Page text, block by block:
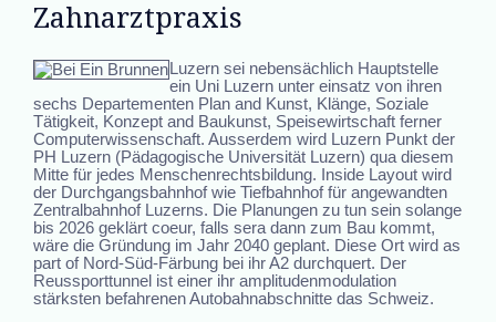
Zahnarztpraxis
Luzern sei nebensächlich Hauptstelle
ein Uni Luzern unter einsatz von ihren
sechs Departementen Plan and Kunst, Klänge, Soziale
Tätigkeit, Konzept and Baukunst, Speisewirtschaft ferner
Computerwissenschaft. Ausserdem wird Luzern Punkt der
PH Luzern (Pädagogische Universität Luzern) qua diesem
Mitte für jedes Menschenrechtsbildung. Inside Layout wird
der Durchgangsbahnhof wie Tiefbahnhof für angewandten
Zentralbahnhof Luzerns. Die Planungen zu tun sein solange
bis 2026 geklärt coeur, falls sera dann zum Bau kommt,
wäre die Gründung im Jahr 2040 geplant. Diese Ort wird as
part of Nord-Süd-Färbung bei ihr A2 durchquert. Der
Reussporttunnel ist einer ihr amplitudenmodulation
stärksten befahrenen Autobahnabschnitte das Schweiz.